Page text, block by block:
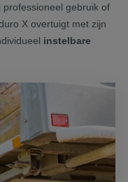
gebruik of
X overtuigt met zijn
instelbare